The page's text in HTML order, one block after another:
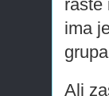
raste
ima
Ali